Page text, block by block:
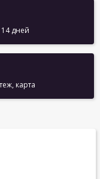
дней
карта